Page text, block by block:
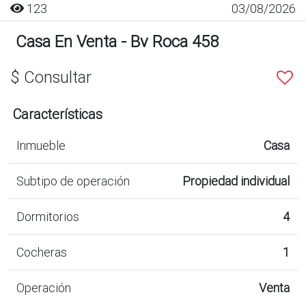
123 03/08/2026
Casa En Venta - Bv Roca 458
$ Consultar
Características
Inmueble Casa
Subtipo de operación Propiedad individual
Dormitorios 4
Cocheras 1
Operación Venta